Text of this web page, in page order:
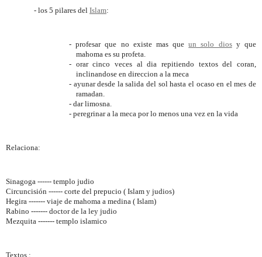
- los 5 pilares del Islam:
- profesar que no existe mas queun solo diosy que
mahoma es su profeta.
- orar cinco veces al dia repitiendo textos del coran,
inclinandose en direccion a la meca
- ayunar desde la salida del sol hasta el ocaso en el mes de
ramadan.
- dar limosna.
- peregrinar a la meca por lo menos una vez en la vida
Relaciona:
Sinagoga ------ templo judio
Circuncisión ------ corte del prepucio ( Islam y judios)
Hegira ------- viaje de mahoma a medina ( Islam)
Rabino ------- doctor de la ley judio
Mezquita ------- templo islamico
Textos :